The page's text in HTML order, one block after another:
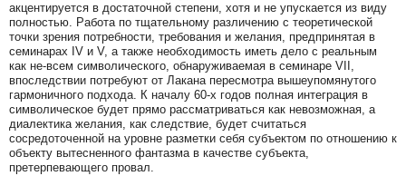
акцентируется в достаточной степени, хотя и не упускается из виду
полностью. Работа по тщательному различению с теоретической
точки зрения потребности, требования и желания, предпринятая в
семинарах IV и V, а также необходимость иметь дело с реальным
как не‑всем символического, обнаруживаемая в семинаре VII,
впоследствии потребуют от Лакана пересмотра вышеупомянутого
гармоничного подхода. К началу 60‑х годов полная интеграция в
символическое будет прямо рассматриваться как невозможная, а
диалектика желания, как следствие, будет считаться
сосредоточенной на уровне разметки себя субъектом по отношению к
объекту вытесненного фантазма в качестве субъекта,
претерпевающего провал.